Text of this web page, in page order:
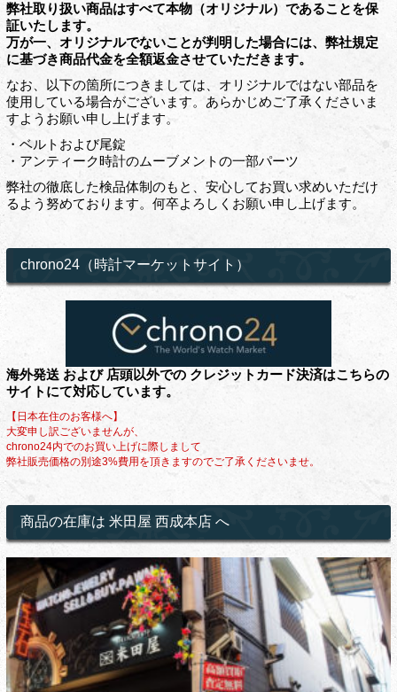
弊社取り扱い商品はすべて本物（オリジナル）であることを保
証いたします。
万が一、オリジナルでないことが判明した場合には、弊社規定
に基づき商品代金を全額返金させていただきます。
なお、以下の箇所につきましては、オリジナルではない部品を
使用している場合がございます。あらかじめご了承くださいま
すようお願い申し上げます。
・ベルトおよび尾錠
・アンティーク時計のムーブメントの一部パーツ
弊社の徹底した検品体制のもと、安心してお買い求めいただけ
るよう努めております。何卒よろしくお願い申し上げます。
chrono24（時計マーケットサイト）
海外発送 および 店頭以外での クレジットカード決済はこちらの
サイトにて対応しています。
【日本在住のお客様へ】
大変申し訳ございませんが、
chrono24内でのお買い上げに際しまして
弊社販売価格の別途3%費用を頂きますのでご了承くださいませ。
商品の在庫は 米田屋 西成本店 へ